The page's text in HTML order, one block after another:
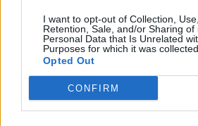
I want to opt-out of Collection, Use,
Retention, Sale, and/or Sharing of
Personal Data that Is Unrelated
Purposes for which it was collected.
Opted Out
CONFIRM
Woody Allen
A világ legismertebb